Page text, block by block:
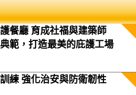
餐廳 育成社福與建築師
範，打造最美的庇護工場
練 強化治安與防衛韌性